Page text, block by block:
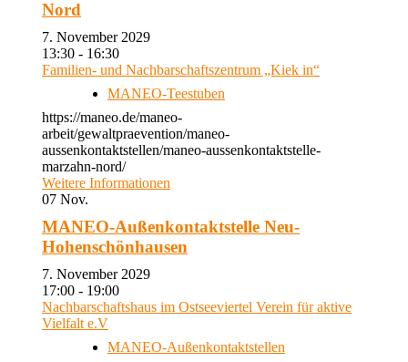
Nord
7. November 2029
13:30 - 16:30
Familien- und Nachbarschaftszentrum „Kiek in“
MANEO-Teestuben
https://maneo.de/maneo-
arbeit/gewaltpraevention/maneo-
aussenkontaktstellen/maneo-aussenkontaktstelle-
marzahn-nord/
Weitere Informationen
07 Nov.
MANEO-Außenkontaktstelle Neu-
Hohenschönhausen
7. November 2029
17:00 - 19:00
Nachbarschaftshaus im Ostseeviertel Verein für aktive
Vielfalt e.V
MANEO-Außenkontaktstellen